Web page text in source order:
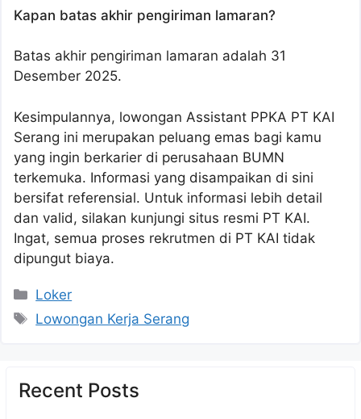
Kapan batas akhir pengiriman lamaran?
Batas akhir pengiriman lamaran adalah 31
Desember 2025.
Kesimpulannya, lowongan Assistant PPKA PT KAI
Serang ini merupakan peluang emas bagi kamu
yang ingin berkarier di perusahaan BUMN
terkemuka. Informasi yang disampaikan di sini
bersifat referensial. Untuk informasi lebih detail
dan valid, silakan kunjungi situs resmi PT KAI.
Ingat, semua proses rekrutmen di PT KAI tidak
dipungut biaya.
Kategori
Loker
Tag
Lowongan Kerja Serang
Recent Posts